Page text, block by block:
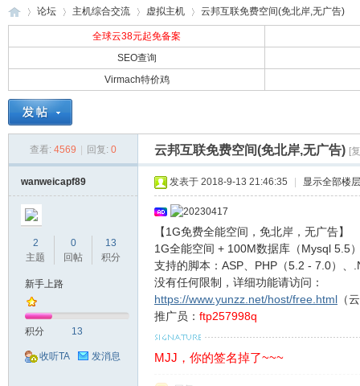
搜
论坛 主机综合交流
›
虚拟主机 云邦互联免费空间(免北岸,无广告)
全球云38元起免备案
SEO查询
Virmach特价鸡
查看: 4569 回复: 0 云邦互联免费空间(免北岸,无广告) [
wanweicapf89
2
主题
0
回帖
13
积分
新手上路
积分 13
收听TA 发消息
发表于 2018-9-13 21:46:35 显示全部楼层
【1G免费全能空间，免北岸，无广告】
1G全能空间 + 100M数据库（Mysql 5.5
支持的脚本：ASP、PHP（5.2 - 7.0）、
没有任何限制，详细功能请访问：
https://www.yunzz.net/host/free.html （
推广员： ftp257998q
MJJ，你的签名掉了~~~